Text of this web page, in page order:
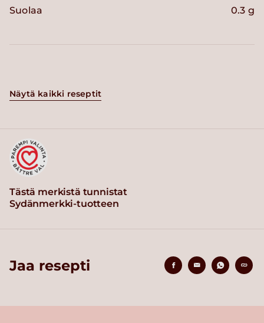
Suolaa 0.3 g
Näytä kaikki reseptit
Tästä merkistä tunnistat
Sydänmerkki-tuotteen
Jaa resepti